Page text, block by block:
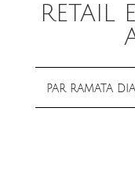
RETAIL
PAR RAMATA